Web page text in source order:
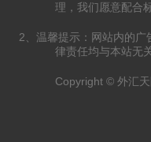
理，我们愿意配合
2、温馨提示：网站内的
律责任均与本站无
Copyright © 外汇